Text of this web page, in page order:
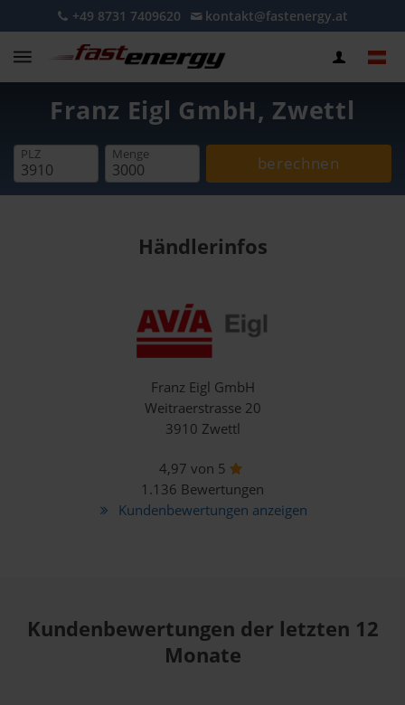
+49 8731 7409620 kontakt@fastenergy.at
Franz Eigl GmbH, Zwettl
PLZ Menge berechnen
Händlerinfos
Franz Eigl GmbH
Weitraerstrasse 20
3910 Zwettl
4,97 von 5
1.136 Bewertungen
Kundenbewertungen anzeigen
Kundenbewertungen der letzten 12
Monate